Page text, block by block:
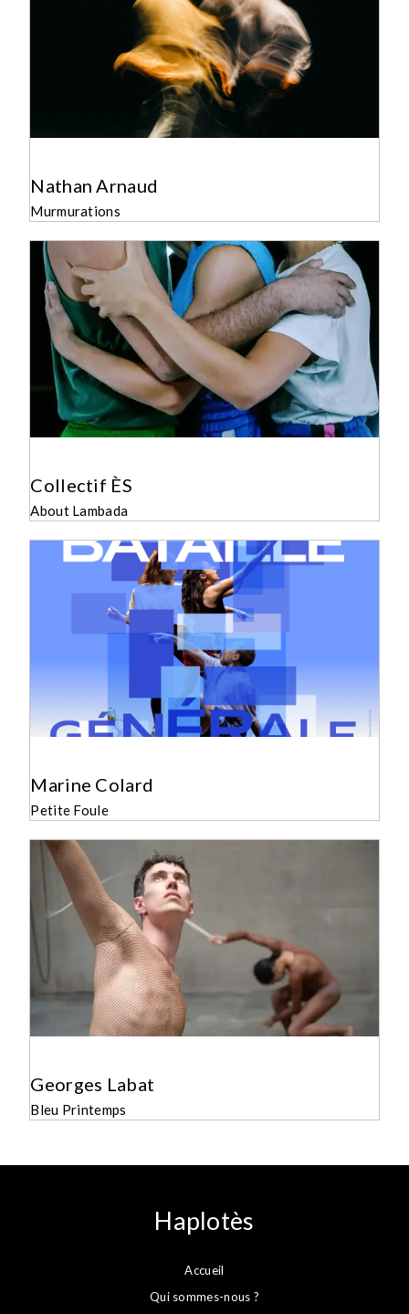
Nathan Arnaud
Murmurations
Collectif ÈS
About Lambada
Marine Colard
Petite Foule
Georges Labat
Bleu Printemps
Haplotès
Accueil
Qui sommes-nous ?